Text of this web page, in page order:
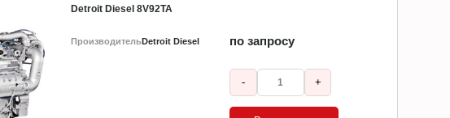
Detroit Diesel 8V92TA
ПроизводительDetroit Diesel по запросу
- +